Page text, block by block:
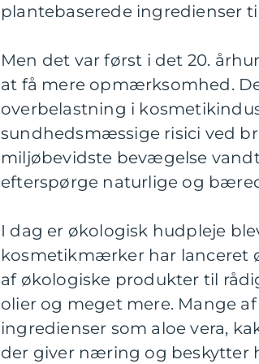
plantebaserede ingredienser
Men det var først i det 20.
at få mere opmærksomhed.
overbelastning i
sundhedsmæssige risici ved
miljøbevidste bevægelse
efterspørge naturlige og
I dag er økologisk hudpleje
kosmetikmærker har lanceret
af økologiske produkter til
olier og meget mere. Mange
ingredienser som aloe vera,
der giver næring og beskytter